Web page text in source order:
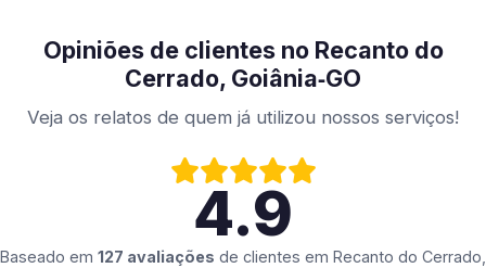
Opiniões de clientes no Recanto do
Cerrado, Goiânia‑GO
Veja os relatos de quem já utilizou nossos serviços!
4.9
Baseado em 127 avaliações de clientes em Recanto do Cerrado,